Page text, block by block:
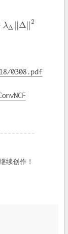
λΔ ∥Δ∥2
λΔ‖ ‖2
0308.pdf
----------
续创作！